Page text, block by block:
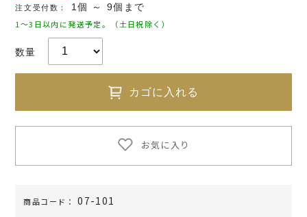
注文受付数：
1個 ～ 9個まで
1～3日以内に発送予定。（土日祝除く）
数量
カゴに入れる
お気に入り
商品コード： 07-101